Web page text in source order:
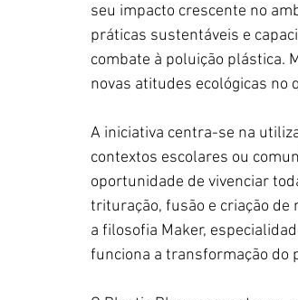
seu impacto crescente no
práticas sustentáveis e
combate à poluição plástica.
novas atitudes ecológicas no
A iniciativa centra-se na
contextos escolares ou
oportunidade de vivenciar
trituração, fusão e criação
a filosofia Maker,
funciona a transformação do